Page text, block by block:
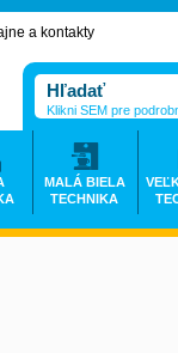
a kontakty
Klikni SEM pre
MALÁ BIELA
TECHNIKA